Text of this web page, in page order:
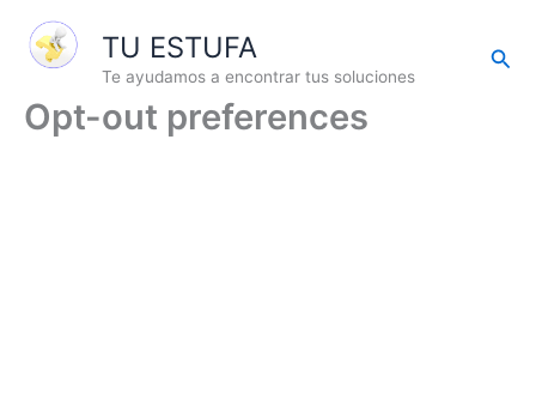
contenido
TU ESTUFA
Te ayudamos a encontrar tus soluciones
Opt-out preferences